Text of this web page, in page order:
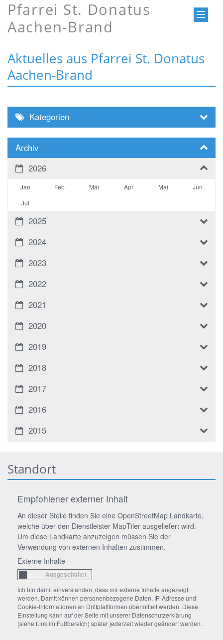
Pfarrei St. Donatus
Aachen-Brand
Aktuelles aus Pfarrei St. Donatus
Aachen-Brand
Kategorien
Archiv
2026
Jan Feb Mär Apr Mai
Jun
Jul
2025
2024
2023
2022
2021
2020
2019
2018
2017
2016
2015
Standort
Empfohlener externer Inhalt
An dieser Stelle finden Sie eine OpenStreetMap Landkarte,
welche über den Dienstleister MapTiler ausgeliefert wird.
Um diese Landkarte anzuzeigen müssen Sie der
Verwendung von externen Inhalten zustimmen.
Externe Inhalte
Ich bin damit einverstanden, dass mir externe Inhalte angezeigt
werden. Damit können personenbezogene Daten, IP-Adresse und
Cookie-Informationen an Drittplattformen übermittelt werden. Diese
Einstellung kann auf der Seite mit unserer Datenschutzerklärung
(siehe Link im Fußbereich) später jederzeit wieder geändert werden.